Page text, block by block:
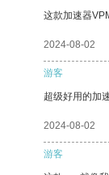
这款加速器
2024-08-02
游客
超级好用的加
2024-08-02
游客